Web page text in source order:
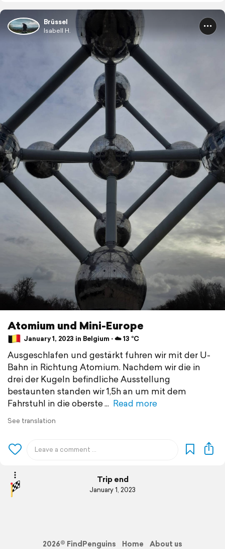
Brüssel
Isabell H.
Atomium und Mini-Europe
January 1, 2023 in Belgium ⋅ ☁️ 13 °C
Ausgeschlafen und gestärkt fuhren wir mit der U-
Bahn in Richtung Atomium. Nachdem wir die in
drei der Kugeln befindliche Ausstellung
bestaunten standen wir 1,5h an um mit dem
Fahrstuhl in die oberste
Read more
See translation
Trip end
January 1, 2023
2026© FindPenguins Home About us